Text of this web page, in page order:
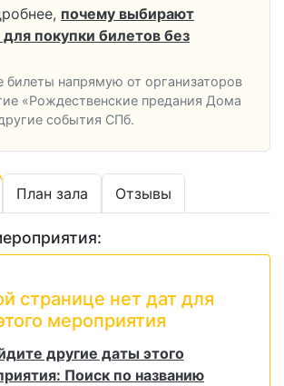
почему выбирают
покупки билетов без
напрямую от организаторов
«Рождественские предания Дома
события СПб.
План зала Отзывы
странице нет дат для
мероприятия
другие даты этого
Поиск по названию